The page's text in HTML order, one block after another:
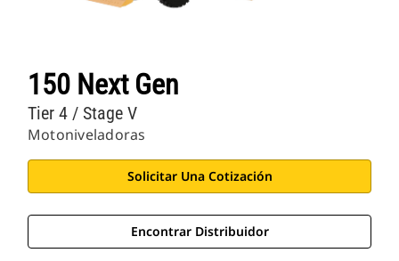
150 Next Gen
Motoniveladoras
Tier 4 / Stage V
Solicitar Una Cotización
Encontrar Distribuidor